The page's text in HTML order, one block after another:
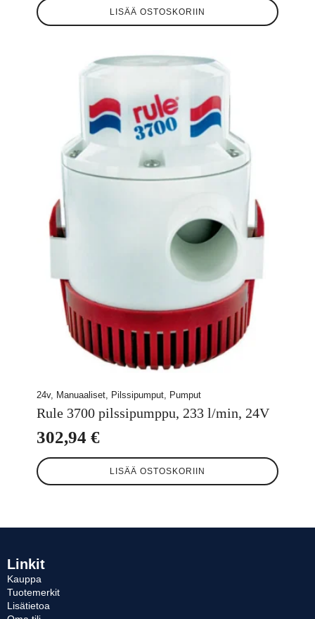
LISÄÄ OSTOSKORIIN
24v, Manuaaliset, Pilssipumput, Pumput
Rule 3700 pilssipumppu, 233 l/min, 24V
302,94 €
LISÄÄ OSTOSKORIIN
Linkit
Kauppa
Tuotemerkit
Lisätietoa